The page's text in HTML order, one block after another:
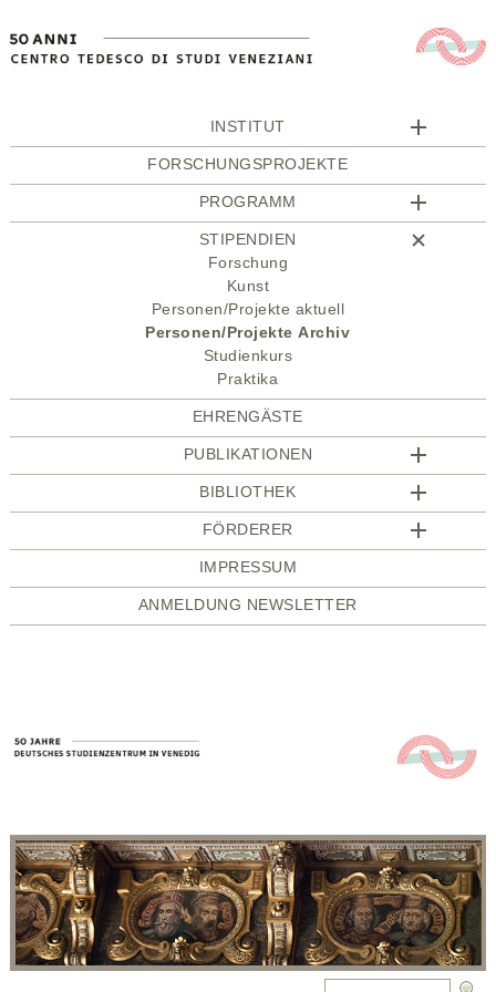
INSTITUT
FORSCHUNGSPROJEKTE
PROGRAMM
STIPENDIEN
Forschung
Kunst
Personen/Projekte aktuell
Personen/Projekte Archiv
Studienkurs
Praktika
EHRENGÄSTE
PUBLIKATIONEN
BIBLIOTHEK
FÖRDERER
IMPRESSUM
ANMELDUNG NEWSLETTER